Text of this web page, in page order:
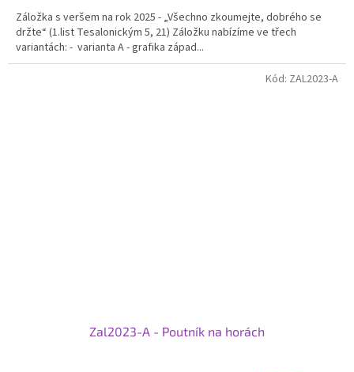
Záložka s veršem na rok 2025 - „Všechno zkoumejte, dobrého se
držte“ (1.list Tesalonickým 5, 21) Záložku nabízíme ve třech
variantách: - varianta A - grafika západ...
Zal2023-A - Poutník na horách
Kód: ZAL2023-A